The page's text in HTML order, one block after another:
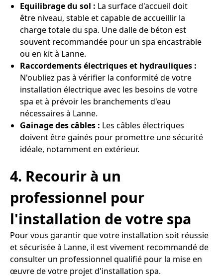
Equilibrage du sol : La surface d'accueil doit
être niveau, stable et capable de accueillir la
charge totale du spa. Une dalle de béton est
souvent recommandée pour un spa encastrable
ou en kit à Lanne.
Raccordements électriques et hydrauliques :
N'oubliez pas à vérifier la conformité de votre
installation électrique avec les besoins de votre
spa et à prévoir les branchements d'eau
nécessaires à Lanne.
Gainage des câbles : Les câbles électriques
doivent être gainés pour promettre une sécurité
idéale, notamment en extérieur.
4. Recourir à un
professionnel pour
l'installation de votre spa
Pour vous garantir que votre installation soit réussie
et sécurisée à Lanne, il est vivement recommandé de
consulter un professionnel qualifié pour la mise en
œuvre de votre projet d'installation spa.